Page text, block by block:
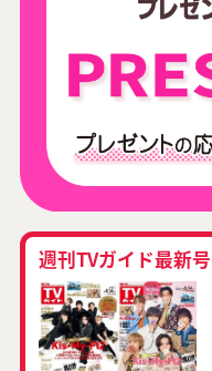
週刊TVガイド最新号